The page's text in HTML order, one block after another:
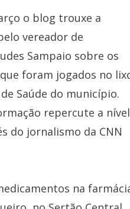
o blog trouxe a
vereador de
Sampaio sobre os
foram jogados no
Saúde do município.
repercute a nível
do jornalismo da CNN
na